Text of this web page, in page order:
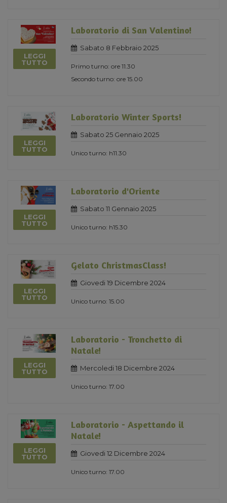
LEGGI
TUTTO
Laboratorio di San Valentino!
Sabato 8 Febbraio 2025
Primo turno: ore 11.30
Secondo turno: ore 15.00
LEGGI
TUTTO
Laboratorio Winter Sports!
Sabato 25 Gennaio 2025
Unico turno: h11.30
LEGGI
TUTTO
Laboratorio d'Oriente
Sabato 11 Gennaio 2025
Unico turno: h15.30
LEGGI
TUTTO
Gelato ChristmasClass!
Giovedi 19 Dicembre 2024
Unico turno: 15.00
LEGGI
TUTTO
Laboratorio - Tronchetto di
Natale!
Mercoledi 18 Dicembre 2024
Unico turno: 17.00
LEGGI
TUTTO
Laboratorio - Aspettando il
Natale!
Giovedi 12 Dicembre 2024
Unico turno: 17.00